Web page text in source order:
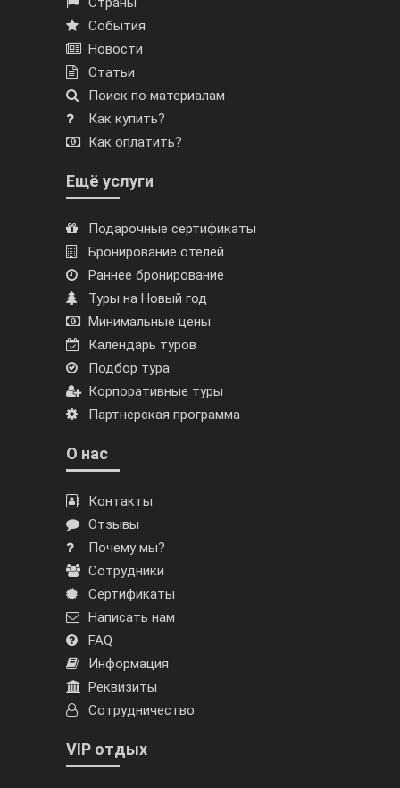
События
Новости
Статьи
Поиск по материалам
Как купить?
Как оплатить?
Ещё услуги
Подарочные сертификаты
Бронирование отелей
Раннее бронирование
Туры на Новый год
Минимальные цены
Календарь туров
Подбор тура
Корпоративные туры
Партнерская программа
О нас
Контакты
Отзывы
Почему мы?
Сотрудники
Сертификаты
Написать нам
FAQ
Информация
Реквизиты
Сотрудничество
VIP отдых